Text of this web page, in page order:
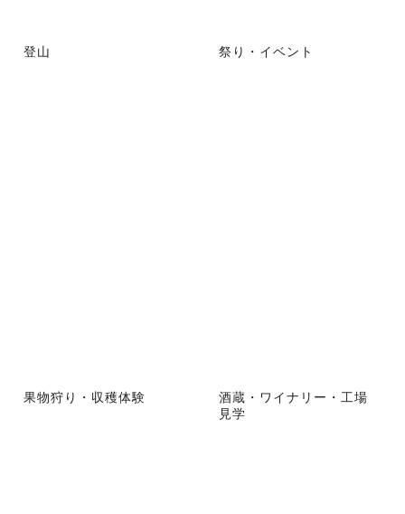
登山 祭り・イベント
果物狩り・収穫体験
酒蔵・ワイナリー・工場
見学